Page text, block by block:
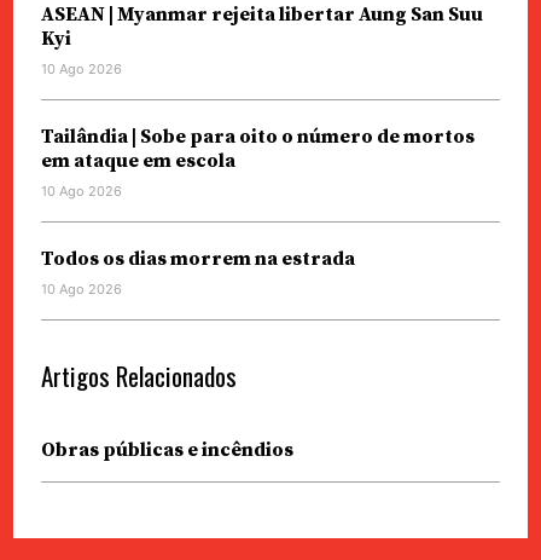
ASEAN | Myanmar rejeita libertar Aung San Suu
Kyi
10 Ago 2026
Tailândia | Sobe para oito o número de mortos
em ataque em escola
10 Ago 2026
Todos os dias morrem na estrada
10 Ago 2026
Artigos Relacionados
Obras públicas e incêndios